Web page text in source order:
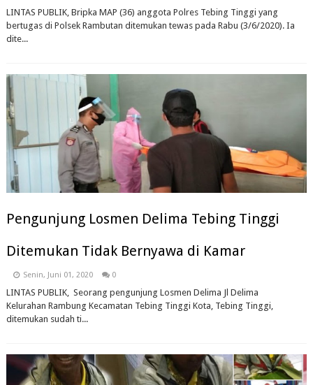
LINTAS PUBLIK, Bripka MAP (36) anggota Polres Tebing Tinggi yang
bertugas di Polsek Rambutan ditemukan tewas pada Rabu (3/6/2020). Ia
dite...
Pengunjung Losmen Delima Tebing Tinggi
Ditemukan Tidak Bernyawa di Kamar
Senin, Juni 01, 2020 0
LINTAS PUBLIK, Seorang pengunjung Losmen Delima Jl Delima
Kelurahan Rambung Kecamatan Tebing Tinggi Kota, Tebing Tinggi,
ditemukan sudah ti...